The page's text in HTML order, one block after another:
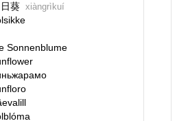
葵 xiàngrìkuí
Sonnenblume